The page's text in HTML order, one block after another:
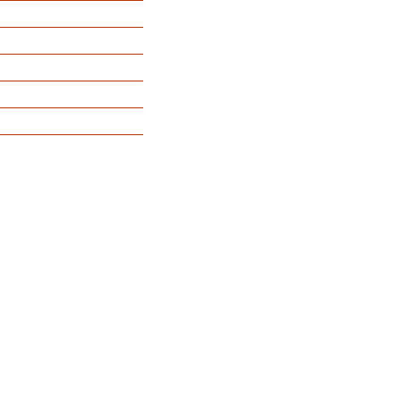
geen meldpunt.
kun je terecht bij
de politie,
de interne
of over wonen in
Het